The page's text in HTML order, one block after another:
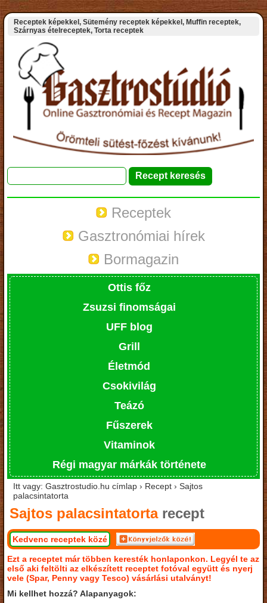
Receptek képekkel, Sütemény receptek képekkel, Muffin receptek,
Szárnyas ételreceptek, Torta receptek
Receptek
Gasztronómiai hírek
Bormagazin
Ottis főz
Zsuzsi finomságai
UFF blog
Grill
Életmód
Csokivilág
Teázó
Fűszerek
Vitaminok
Régi magyar márkák története
Itt vagy: Gasztrostudio.hu címlap › Recept › Sajtos
palacsintatorta
Sajtos palacsintatortarecept
Kedvenc receptek közé
Ezt a receptet már többen keresték honlaponkon. Legyél te az
első aki feltölti az elkészített receptet fotóval együtt és nyerj
vele (Spar, Penny vagy Tesco) vásárlási utalványt!
Mi kellhet hozzá? Alapanyagok: